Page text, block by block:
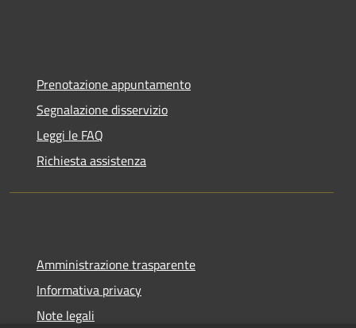
Prenotazione appuntamento
Segnalazione disservizio
Leggi le FAQ
Richiesta assistenza
Amministrazione trasparente
Informativa privacy
Note legali